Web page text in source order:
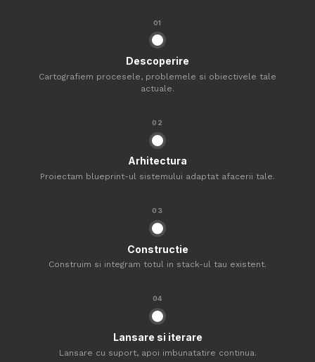
01
Descoperire
Cartografiem procesele, problemele si obiectivele tale
actuale.
02
Arhitectura
Proiectam blueprint-ul sistemului adaptat afacerii tale.
03
Constructie
Construim si integram totul in stack-ul tau existent.
04
Lansare si iterare
Lansare cu suport, apoi imbunatatire continua.